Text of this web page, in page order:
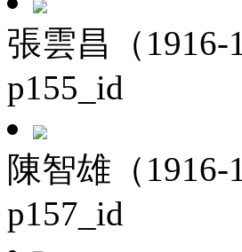
張雲昌（1916-
p155_id
陳智雄（1916-
p157_id